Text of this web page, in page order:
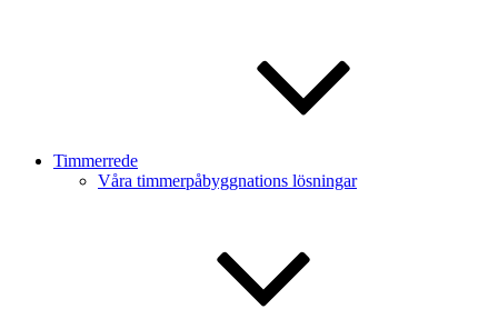
Timmerrede
Våra timmerpåbyggnations lösningar